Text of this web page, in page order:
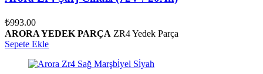
₺993.00
ARORA YEDEK PARÇA ZR4 Yedek Parça
Sepete Ekle